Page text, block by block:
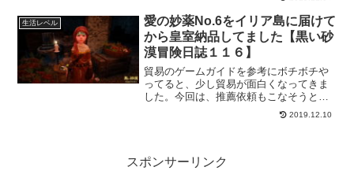
生活レベル
愛の妙薬No.6をイリア島に届けて
から皇室納品してました【黒い砂
漠冒険日誌１１６】
貿易のゲームガイドを参考にボチボチや
ってると、少し貿易が面白くなってきま
した。今回は、推薦依頼もこなそうとオ
2019.12.10
スポンサーリンク